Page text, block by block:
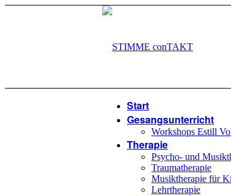
Start
Gesangsunterricht
Workshops Estill
Therapie
Psycho- und
Traumatherapie
Musiktherapie für
Lehrtherapie